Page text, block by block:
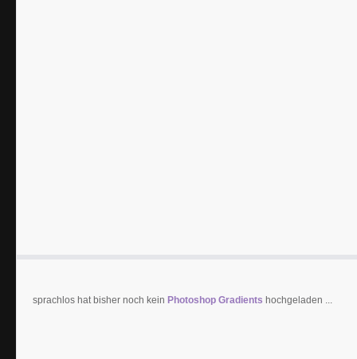
sprachlos hat bisher noch kein Photoshop Gradients hochgeladen ...